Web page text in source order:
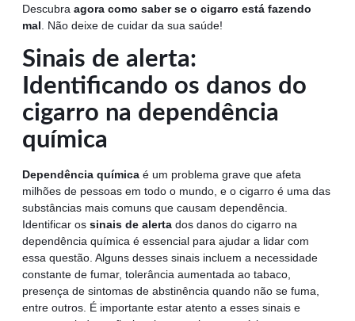
Descubra agora como saber se o cigarro está fazendo
mal. Não deixe de cuidar da sua saúde!
Sinais de alerta:
Identificando os danos do
cigarro na dependência
química
Dependência química é um problema grave que afeta
milhões de pessoas em todo o mundo, e o cigarro é uma das
substâncias mais comuns que causam dependência.
Identificar os sinais de alerta dos danos do cigarro na
dependência química é essencial para ajudar a lidar com
essa questão. Alguns desses sinais incluem a necessidade
constante de fumar, tolerância aumentada ao tabaco,
presença de sintomas de abstinência quando não se fuma,
entre outros. É importante estar atento a esses sinais e